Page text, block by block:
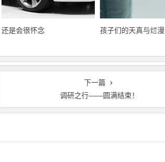
还是会很怀念 孩子们的天真与烂漫
下一篇
调研之行――圆满结束！